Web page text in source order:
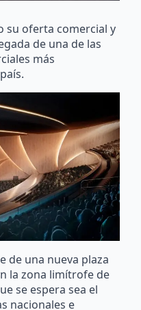
su oferta comercial y
de una de las
más
de una nueva plaza
la zona limítrofe de
se espera sea el
nacionales e